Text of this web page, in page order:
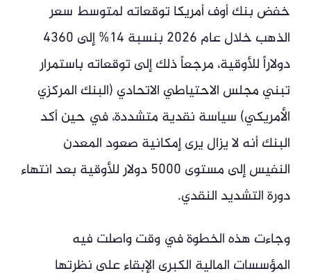
خفض بنك أوف أمريكا توقعاته لمتوسط سعر
الذهب خلال عام 2026 بنسبة 14% إلى 4360
دولاراً للأوقية، مرجعاً ذلك إلى توقعاته باستمرار
تبني مجلس الاحتياطي الاتحادي (البنك المركزي
الأمريكي) سياسة نقدية متشددة، في حين أكد
البنك أنه لا يزال يرى إمكانية صعود المعدن
النفيس إلى مستوى 5000 دولار للأوقية بعد انتهاء
دورة التشديد النقدي.
وجاءت هذه الخطوة في وقت واصلت فيه
المؤسسات المالية الكبرى الإبقاء على نظرتها